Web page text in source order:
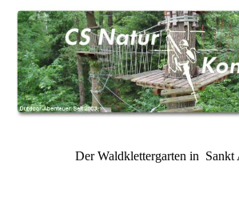
Der Waldklettergarten in Sankt